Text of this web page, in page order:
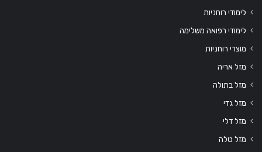
לימודי רוחניות
לימודי רפואה משלימה
מוצרי רוחניות
מזל אריה
מזל בתולה
מזל גדי
מזל דלי
מזל טלה